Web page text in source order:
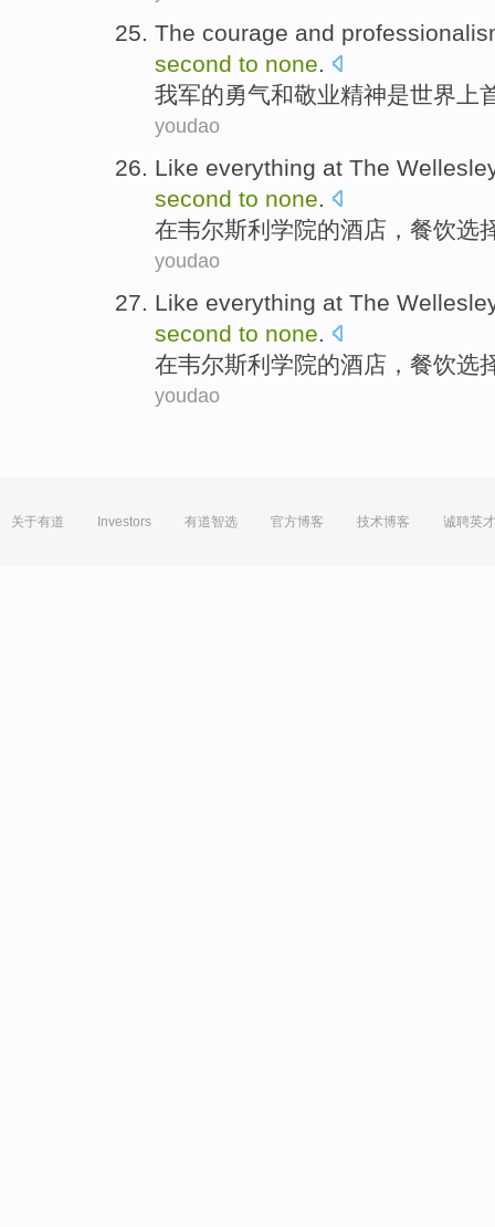
The courage and
second to none.
我军的勇气和敬业精神是世界上
youdao
Like everything at The
second to none.
在韦尔斯利学院的酒店 ， 餐饮选
youdao
Like everything at The
second to none.
在韦尔斯利学院的酒店 ， 餐饮选
youdao
关于有道 Investors 有道智选 官方博客 技术博客 诚聘英才